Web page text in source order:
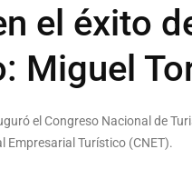
el éxito
Miguel
el Congreso Nacional de
Empresarial Turístico (CNET).